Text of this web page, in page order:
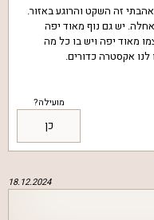
זה השקט והרוגע באזור.
יש גם נוף מאוד יפה
מאוד יפה ויש בו כל מה
לנו אקסטרה כדורים.
מועילה?
כן
18.12.2024